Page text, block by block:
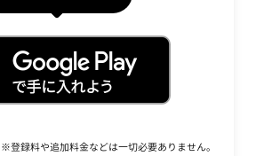
※登録料や追加料金などは一切必要ありません。